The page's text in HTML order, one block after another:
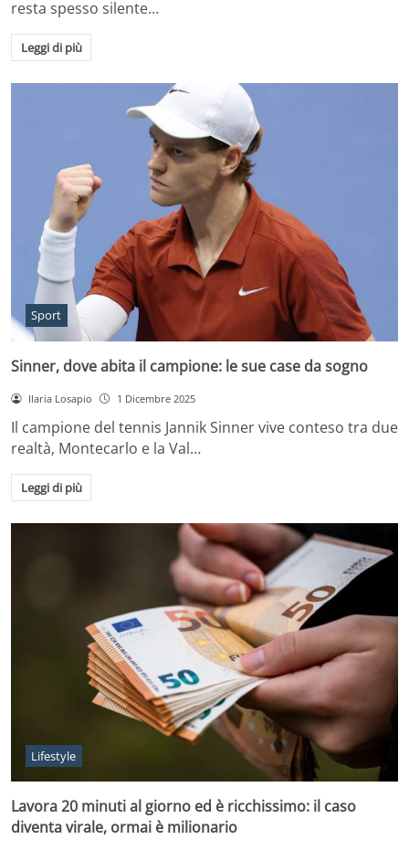
resta spesso silente…
Leggi di più
Sport
Sinner, dove abita il campione: le sue case da sogno
Ilaria Losapio 1 Dicembre 2025
Il campione del tennis Jannik Sinner vive conteso tra due
realtà, Montecarlo e la Val…
Leggi di più
Lifestyle
Lavora 20 minuti al giorno ed è ricchissimo: il caso
diventa virale, ormai è milionario